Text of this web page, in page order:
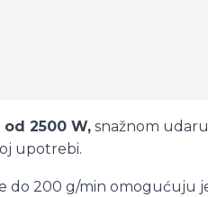
od 2500 W, snažnom
upotrebi.
do 200 g/min omogućuju